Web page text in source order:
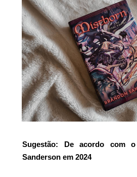
Sugestão: De acordo com
Sanderson em 2024